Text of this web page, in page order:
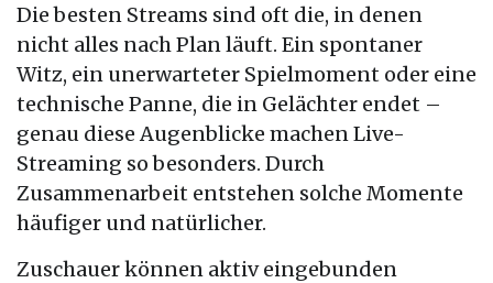
Die besten Streams sind oft die, in denen
nicht alles nach Plan läuft. Ein spontaner
Witz, ein unerwarteter Spielmoment oder eine
technische Panne, die in Gelächter endet –
genau diese Augenblicke machen Live-
Streaming so besonders. Durch
Zusammenarbeit entstehen solche Momente
häufiger und natürlicher.
Zuschauer können aktiv eingebunden